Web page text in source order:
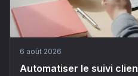
6 août 2026
Automatiser le suivi